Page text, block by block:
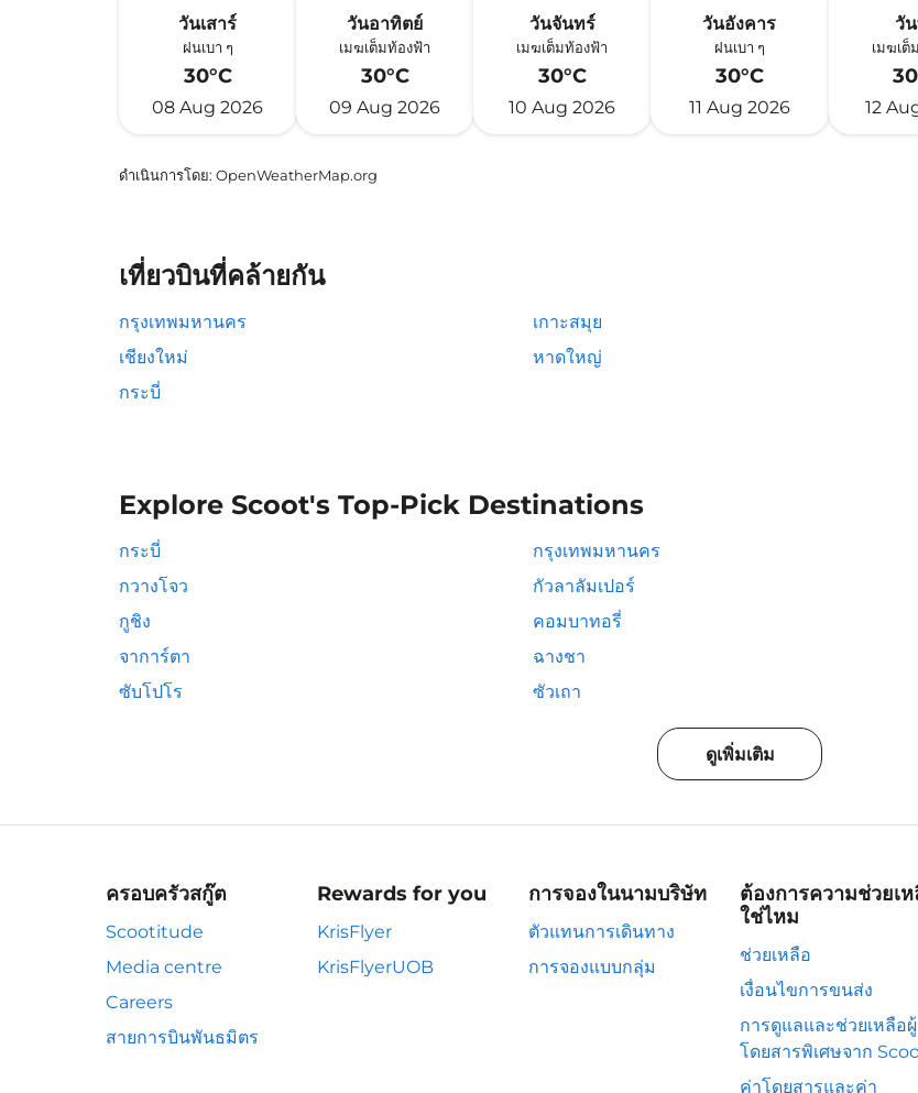
วันเสาร์
ฝนเบา ๆ
30°C
08 Aug 2026
วันอาทิตย์
เมฆเต็มท้องฟ้า
30°C
09 Aug 2026
วันจันทร์
เมฆเต็มท้องฟ้า
30°C
10 Aug 2026
วันอังคาร
ฝนเบา ๆ
30°C
11 Aug 2026
วั
เมฆเต็
12
ดำเนินการโดย: OpenWeatherMap.org
เที่ยวบินที่คล้ายกัน
กรุงเทพมหานคร เกาะสมุย
เชียงใหม่
หาดใหญ่
กระบี่
Explore Scoot's Top-Pick Destinations
กระบี่ กรุงเทพมหานคร
กวางโจว
กัวลาลัมเปอร์
กูชิง
คอมบาทอรี่
จาการ์ตา
ฉางชา
ซับโปโร
ซัวเถา
ดูเพิ่มเติม
ครอบครัวสกู๊ต
Scootitude
Media centre
Careers
สายการบินพันธมิตร
Rewards for you
KrisFlyer
KrisFlyerUOB
การจองในนามบริษัท
ตัวแทนการเดินทาง
การจองแบบกลุ่ม
ต้องการความช่วยเห
ใช่ไหม
ช่วยเหลือ
เงื่อนไขการขนส่ง
การดูแลและช่วยเหลือผู้
โดยสารพิเศษจาก
ค่าโดยสารและค่า